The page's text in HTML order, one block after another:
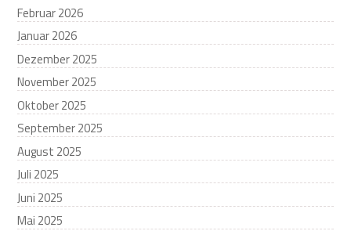
Februar 2026
Januar 2026
Dezember 2025
November 2025
Oktober 2025
September 2025
August 2025
Juli 2025
Juni 2025
Mai 2025